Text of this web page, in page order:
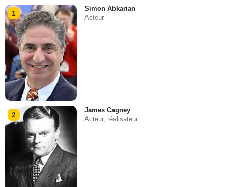
1
Simon Abkarian
Acteur
2
James Cagney
Acteur, réalisateur